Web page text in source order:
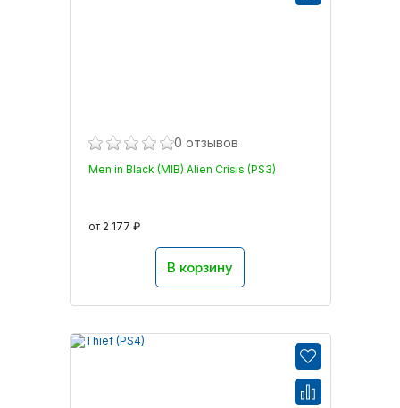
0 отзывов
Men in Black (MIB) Alien Crisis (PS3)
от 2 177 ₽
В корзину